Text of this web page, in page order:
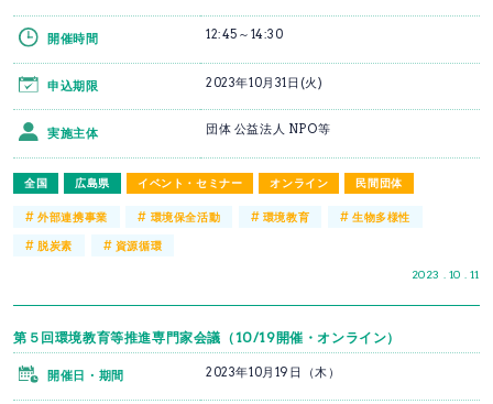
全国 広島県 イベント・セミナー オンライン 民間団体
2023 . 10 . 11
開催時間 12:45～14:30
申込期限 2023年10月31日(火)
実施主体 団体 公益法人 NPO等
#外部連携事業 # 環境保全活動 # 環境教育 # 生物多様性
#脱炭素 # 資源循環
第５回環境教育等推進専門家会議（10/19開催・オンライン）
開催日・期間 2023年10月19日（木）